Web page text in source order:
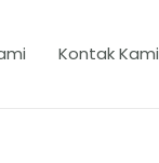
Kontak Kami